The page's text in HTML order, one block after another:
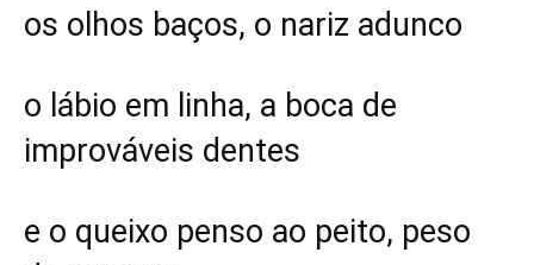
os olhos baços, o nariz adunco
o lábio em linha, a boca de
improváveis dentes
e o queixo penso ao peito, peso